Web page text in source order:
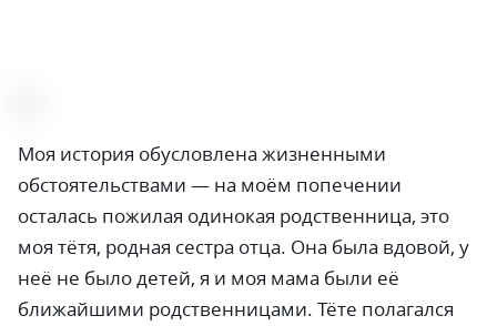
Моя история обусловлена жизненными
обстоятельствами — на моём попечении
осталась пожилая одинокая родственница, это
моя тётя, родная сестра отца. Она была вдовой, у
неё не было детей, я и моя мама были её
ближайшими родственницами. Тёте полагался